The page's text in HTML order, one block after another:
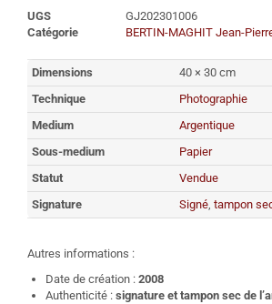
UGS
GJ202301006
Catégorie
BERTIN-MAGHIT Jean-
Dimensions
40 × 30 cm
Technique
Photographie
Medium
Argentique
Sous-medium
Papier
Statut
Vendue
Signature
Signé, tampon
Autres informations :
Date de création : 2008
Authenticité : signature et tampon sec de